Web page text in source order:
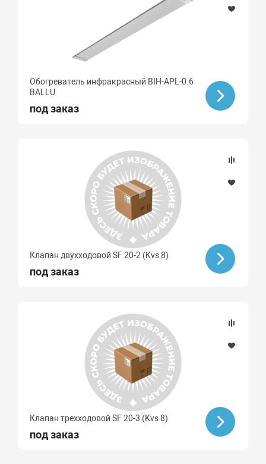
Обогреватель инфракрасный BIH-APL-0.6
BALLU
под заказ
Клапан двухходовой SF 20-2 (Kvs 8)
под заказ
Клапан трехходовой SF 20-3 (Kvs 8)
под заказ